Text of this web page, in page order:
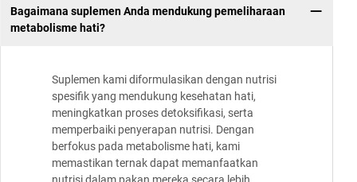
Bagaimana suplemen Anda mendukung pemeliharaan
metabolisme hati?
Suplemen kami diformulasikan dengan nutrisi
spesifik yang mendukung kesehatan hati,
meningkatkan proses detoksifikasi, serta
memperbaiki penyerapan nutrisi. Dengan
berfokus pada metabolisme hati, kami
memastikan ternak dapat memanfaatkan